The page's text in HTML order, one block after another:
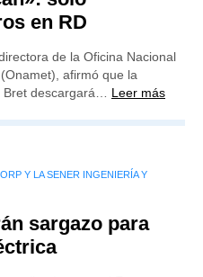
en RD
de la Oficina Nacional
afirmó que la
descargará… Leer más
Y LA SENER INGENIERÍA Y
sargazo para